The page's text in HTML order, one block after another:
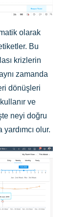
olarak
Bu
krizlerin
zamanda
dönüşleri
ve
neyi doğru
yardımcı olur.